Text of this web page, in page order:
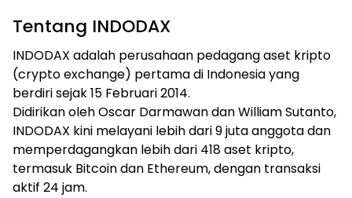
Tentang INDODAX
INDODAX adalah perusahaan pedagang aset kripto
(crypto exchange) pertama di Indonesia yang
berdiri sejak 15 Februari 2014.
Didirikan oleh Oscar Darmawan dan William Sutanto,
INDODAX kini melayani lebih dari 9 juta anggota dan
memperdagangkan lebih dari 418 aset kripto,
termasuk Bitcoin dan Ethereum, dengan transaksi
aktif 24 jam.